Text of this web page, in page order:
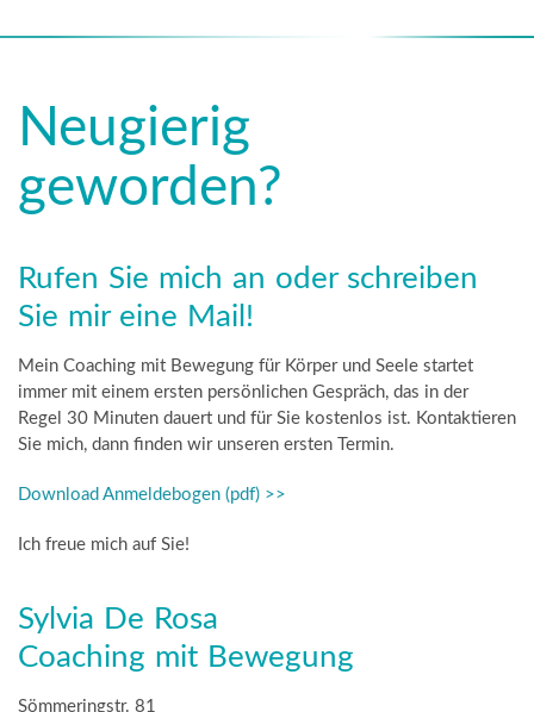
Neugierig
geworden?
Rufen Sie mich an oder schreiben
Sie mir eine Mail!
Mein Coaching mit Bewegung für Körper und Seele startet
immer mit einem ersten persönlichen Gespräch, das in der
Regel 30 Minuten dauert und für Sie kostenlos ist. Kontaktieren
Sie mich, dann finden wir unseren ersten Termin.
Download Anmeldebogen (pdf) >>
Ich freue mich auf Sie!
Sylvia De Rosa
Coaching mit Bewegung
Sömmeringstr. 81